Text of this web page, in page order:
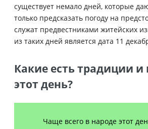
существует немало дней, которые
только предсказать погоду на
служат предвестниками житейских
из таких дней является дата 11
Какие есть традиции
этот день?
Чаще всего в народе этот